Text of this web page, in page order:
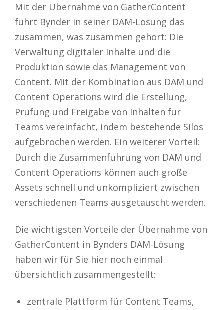
Mit der Übernahme von GatherContent
führt Bynder in seiner DAM-Lösung das
zusammen, was zusammen gehört: Die
Verwaltung digitaler Inhalte und die
Produktion sowie das Management von
Content. Mit der Kombination aus DAM und
Content Operations wird die Erstellung,
Prüfung und Freigabe von Inhalten für
Teams vereinfacht, indem bestehende Silos
aufgebrochen werden. Ein weiterer Vorteil:
Durch die Zusammenführung von DAM und
Content Operations können auch große
Assets schnell und unkompliziert zwischen
verschiedenen Teams ausgetauscht werden.
Die wichtigsten Vorteile der Übernahme von
GatherContent in Bynders DAM-Lösung
haben wir für Sie hier noch einmal
übersichtlich zusammengestellt:
zentrale Plattform für Content Teams,